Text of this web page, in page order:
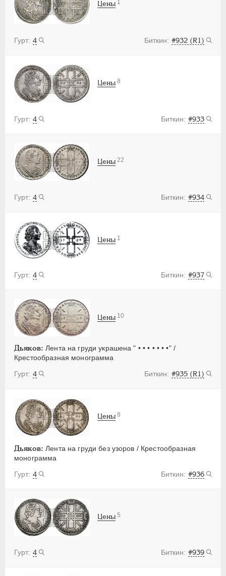
4 #932 (R1)
Цены 1
4 #933
Цены 8
4 #934
Цены 22
4 #937
Цены 1
Дьяков: Лента на груди украшена " • • • • • • •" /
Крестообразная монограмма
4
#935 (R1)
Цены 10
Дьяков: Лента на груди без узоров / Крестообразная
монограмма
4
#936
Цены 8
4 #939
Цены 5